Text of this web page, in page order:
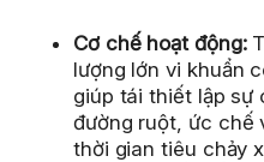
Cơ chế hoạt động:
lượng lớn vi khuẩn
giúp tái thiết lập sự
đường ruột, ức chế
thời gian tiêu chảy